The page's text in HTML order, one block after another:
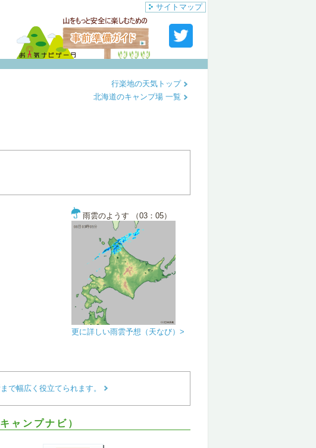
サイトマップ
行楽地の天気トップ
北海道のキャンプ場 一覧
雨雲のようす （03：05）
更に詳しい雨雲予想（天なび）>
で幅広く役立てられます。
ャンプナビ）